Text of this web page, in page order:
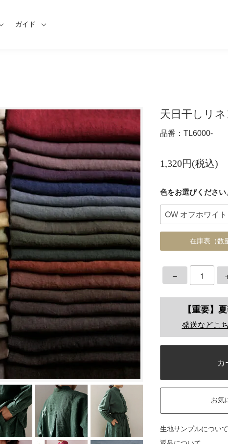
ガイド
天日干しリネ
品番：TL6000-
1,320円(税込)
色をお選びください
在庫表（数
－
【重要】
発送などこ
カ
お気
生地サンプルについて